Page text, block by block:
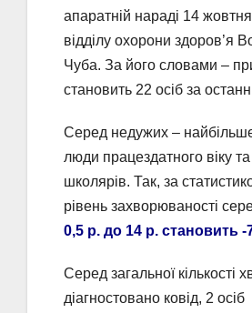
апаратній нараді 14
відділу охорони здоров’я
Чуба. За його словами –
становить 22 осіб за
Серед недужих –
люди працездатного віку
школярів. Так, за
рівень захворюваності
0,5 р. до 14 р. становить -
Серед загальної кількості
діагностовано ковід, 2 осіб